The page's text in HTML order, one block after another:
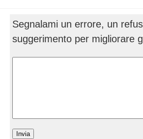
Segnalami un errore, un
suggerimento per migliorare